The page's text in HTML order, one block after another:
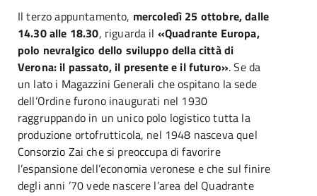
Il terzo appuntamento, mercoledì 25 ottobre, dalle
14.30 alle 18.30, riguarda il «Quadrante Europa,
polo nevralgico dello sviluppo della città di
Verona: il passato, il presente e il futuro». Se da
un lato i Magazzini Generali che ospitano la sede
dell’Ordine furono inaugurati nel 1930
raggruppando in un unico polo logistico tutta la
produzione ortofrutticola, nel 1948 nasceva quel
Consorzio Zai che si preoccupa di favorire
l’espansione dell’economia veronese e che sul finire
degli anni ’70 vede nascere l’area del Quadrante